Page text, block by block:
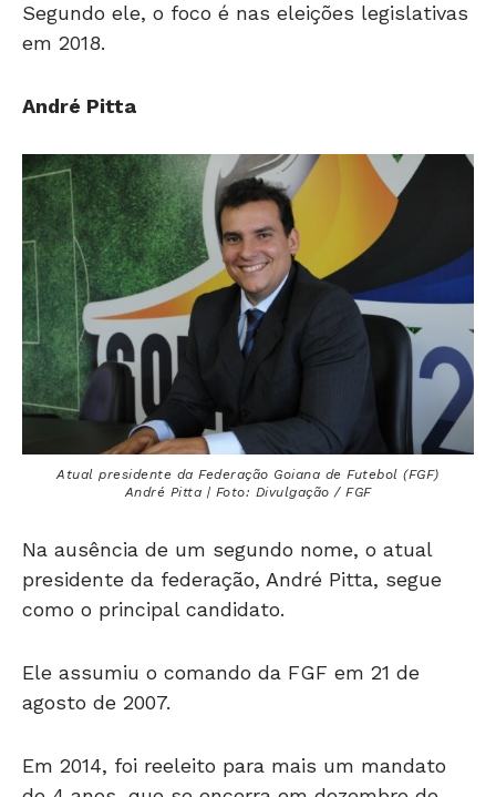
Segundo ele, o foco é nas eleições legislativas
em 2018.
André Pitta
Atual presidente da Federação Goiana de Futebol (FGF)
André Pitta | Foto: Divulgação / FGF
Na ausência de um segundo nome, o atual
presidente da federação, André Pitta, segue
como o principal candidato.
Ele assumiu o comando da FGF em 21 de
agosto de 2007.
Em 2014, foi reeleito para mais um mandato